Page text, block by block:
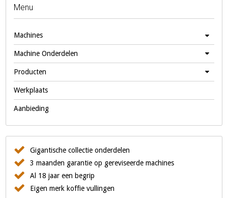
Menu
Machines
Machine Onderdelen
Producten
Werkplaats
Aanbieding
Gigantische collectie onderdelen
3 maanden garantie op gereviseerde machines
Al 18 jaar een begrip
Eigen merk koffie vullingen